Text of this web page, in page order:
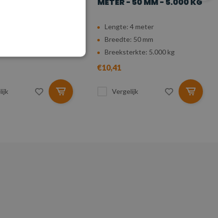
Lengte: 4 meter
Breedte: 50 mm
Breeksterkte: 5.000 kg
€10,41
Vergelijk